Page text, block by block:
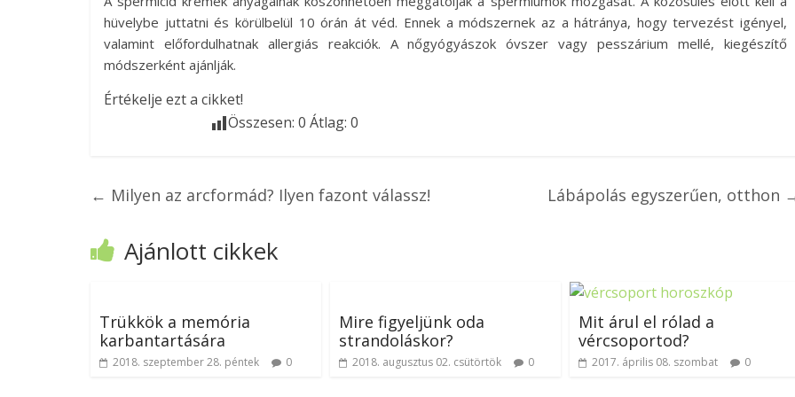
hüvelybe juttatni és körülbelül 10 órán át véd. Ennek a módszernek az a hátránya, hogy tervezést igényel,
valamint előfordulhatnak allergiás reakciók. A nőgyógyászok óvszer vagy pesszárium mellé, kiegészítő
módszerként ajánlják.
Értékelje ezt a cikket!
Összesen: 0 Átlag: 0
← Milyen az arcformád? Ilyen fazont válassz! Lábápolás egyszerűen, otthon
Ajánlott cikkek
Trükkök a memória
karbantartására
2018. szeptember 28. péntek 0
Mire figyeljünk oda
strandoláskor?
2018. augusztus 02. csütörtök 0
Mit árul el rólad a
vércsoportod?
2017. április 08. szombat 0